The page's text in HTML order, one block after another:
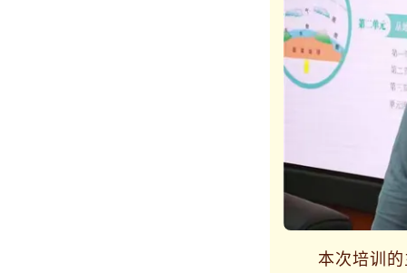
本次培训的主